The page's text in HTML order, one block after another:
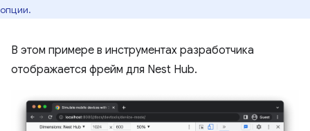
опции.
В этом примере в инструментах разработчика
отображается фрейм для Nest Hub.